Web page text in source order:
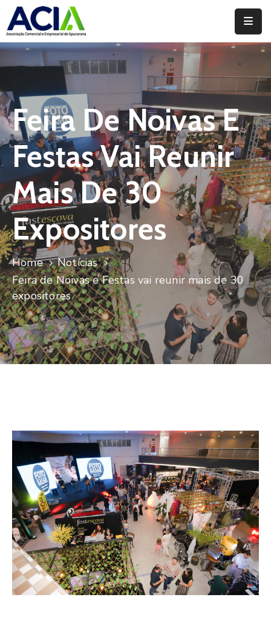
Home
Serviços
Campanhas
Convênios
Benefícios
Fórum
Desenvolve
Instituto
De
Pesquisa
Imprensa
Contato
Feira De Noivas E
Festas Vai Reunir
Mais De 30
Expositores
Home
Notícias
Feira de Noivas e Festas vai reunir mais de 30
expositores